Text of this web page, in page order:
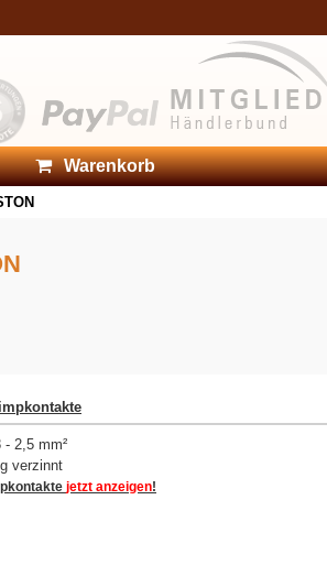
Warenkorb
2,5 mm²
verzinnt
jetzt anzeigen!